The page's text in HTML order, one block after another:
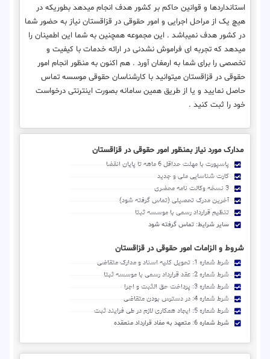
استانداردها و قوانین حاکم بر کشور هدف انجام میدهد بطوریکه در
هیچ یک از مراحل اجرایی و امور حقوقی در قزاقستان نیاز به حضور شما
در کشور هدف نمیباشد . این مجموعه همچنین به شما این اطمینان را
میدهد که تجربه ای فراموش نشدنی در ارائه خدمات با کیفیت و
تخصصی را برای شما به ارمغان آورد . هم اکنون به منظور انجام امور
حقوقی در قزاقستان میتوانید با کارشناسان حقوقی موسسه تماس
حاصل نمایید و یا از طریق همین سامانه بصورت اینترنتی درخواست
خود را ثبت کنید .
مدارک مورد نیاز بمنظور امور حقوقی در قزاقستان
پاسپورت با مهلت حداقل 6 ماهه تا پایان انقضا
کارت شناسایی ملی و جدید
3 نسخه وکالت نامه محضری
آخرین مدرک تحصیلی (تماس گرفته شود)
تنظیم قرارداد رسمی با موسسه ثبتا
سایر شرایط: تماس گرفته شود
شروط و الزامات امور حقوقی در قزاقستان
شرط شماره 1: تحویل کلیه اسناد و مدارک متقاضی
شرط شماره 2: عقد قرارداد رسمی با موسسه ثبتا
شرط شماره 3: پرداخت حق الثبت و اجرا
شرط شماره 4: در دسترس بودن متقاضی
شرط شماره 5: ایجاد همکاری لازم در طی فرایند ثبت
شرط شماره 6: متعهد به مفاد قرارداد منعقده